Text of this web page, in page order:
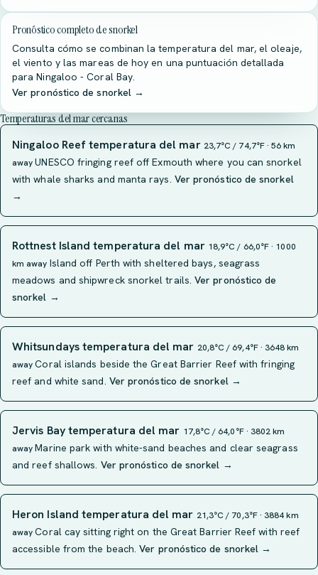
Pronóstico completo de snorkel
Consulta cómo se combinan la temperatura del mar, el oleaje,
el viento y las mareas de hoy en una puntuación detallada
para Ningaloo - Coral Bay.
Ver pronóstico de snorkel →
Temperaturas del mar cercanas
Ningaloo Reef temperatura del mar 23,7°C / 74,7°F · 56 km
awayUNESCO fringing reef off Exmouth where you can snorkel
with whale sharks and manta rays. Ver pronóstico de snorkel
→
Rottnest Island temperatura del mar 18,9°C / 66,0°F · 1000
km away Island off Perth with sheltered bays, seagrass
meadows and shipwreck snorkel trails. Ver pronóstico de
snorkel →
Whitsundays temperatura del mar 20,8°C / 69,4°F · 3648 km
awayCoral islands beside the Great Barrier Reef with fringing
reef and white sand. Ver pronóstico de snorkel →
Jervis Bay temperatura del mar 17,8°C / 64,0°F · 3802 km
away Marine park with white-sand beaches and clear seagrass
and reef shallows. Ver pronóstico de snorkel →
Heron Island temperatura del mar 21,3°C / 70,3°F · 3884 km
awayCoral cay sitting right on the Great Barrier Reef with reef
accessible from the beach. Ver pronóstico de snorkel →